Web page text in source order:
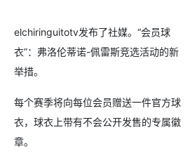
elchiringuitotv发布了社媒。“会员球
衣”：弗洛伦蒂诺-佩雷斯竞选活动的新
举措。
每个赛季将向每位会员赠送一件官方球
衣，球衣上带有不会公开发售的专属徽
章。